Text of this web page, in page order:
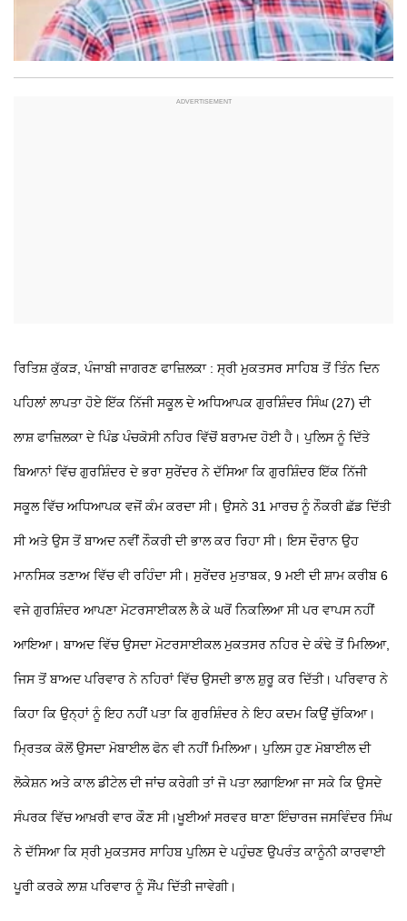
ਰਿਤਿਸ਼ ਕੁੱਕੜ, ਪੰਜਾਬੀ ਜਾਗਰਣਫਾਜ਼ਿਲਕਾ : ਸ੍ਰੀ ਮੁਕਤਸਰ ਸਾਹਿਬ ਤੋਂ ਤਿੰਨ ਦਿਨ
ਪਹਿਲਾਂ ਲਾਪਤਾ ਹੋਏ ਇੱਕ ਨਿੱਜੀ ਸਕੂਲ ਦੇ ਅਧਿਆਪਕ ਗੁਰਸ਼ਿੰਦਰ ਸਿੰਘ (27) ਦੀ
ਲਾਸ਼ ਫਾਜ਼ਿਲਕਾ ਦੇ ਪਿੰਡ ਪੰਚਕੋਸੀ ਨਹਿਰ ਵਿੱਚੋਂ ਬਰਾਮਦ ਹੋਈ ਹੈ। ਪੁਲਿਸ ਨੂੰ ਦਿੱਤੇ
ਬਿਆਨਾਂ ਵਿੱਚ ਗੁਰਸ਼ਿੰਦਰ ਦੇ ਭਰਾ ਸੁਰੇਂਦਰ ਨੇ ਦੱਸਿਆ ਕਿ ਗੁਰਸ਼ਿੰਦਰ ਇੱਕ ਨਿੱਜੀ
ਸਕੂਲ ਵਿੱਚ ਅਧਿਆਪਕ ਵਜੋਂ ਕੰਮ ਕਰਦਾ ਸੀ। ਉਸਨੇ 31 ਮਾਰਚ ਨੂੰ ਨੌਕਰੀ ਛੱਡ ਦਿੱਤੀ
ਸੀ ਅਤੇ ਉਸ ਤੋਂ ਬਾਅਦ ਨਵੀਂ ਨੌਕਰੀ ਦੀ ਭਾਲ ਕਰ ਰਿਹਾ ਸੀ। ਇਸ ਦੌਰਾਨ ਉਹ
ਮਾਨਸਿਕ ਤਣਾਅ ਵਿੱਚ ਵੀ ਰਹਿੰਦਾ ਸੀ। ਸੁਰੇਂਦਰ ਮੁਤਾਬਕ, 9 ਮਈ ਦੀ ਸ਼ਾਮ ਕਰੀਬ 6
ਵਜੇ ਗੁਰਸ਼ਿੰਦਰ ਆਪਣਾ ਮੋਟਰਸਾਈਕਲ ਲੈ ਕੇ ਘਰੋਂ ਨਿਕਲਿਆ ਸੀ ਪਰ ਵਾਪਸ ਨਹੀਂ
ਆਇਆ। ਬਾਅਦ ਵਿੱਚ ਉਸਦਾ ਮੋਟਰਸਾਈਕਲ ਮੁਕਤਸਰ ਨਹਿਰ ਦੇ ਕੰਢੇ ਤੋਂ ਮਿਲਿਆ,
ਜਿਸ ਤੋਂ ਬਾਅਦ ਪਰਿਵਾਰ ਨੇ ਨਹਿਰਾਂ ਵਿੱਚ ਉਸਦੀ ਭਾਲ ਸ਼ੁਰੂ ਕਰ ਦਿੱਤੀ। ਪਰਿਵਾਰ ਨੇ
ਕਿਹਾ ਕਿ ਉਨ੍ਹਾਂ ਨੂੰ ਇਹ ਨਹੀਂ ਪਤਾ ਕਿ ਗੁਰਸ਼ਿੰਦਰ ਨੇ ਇਹ ਕਦਮ ਕਿਉਂ ਚੁੱਕਿਆ।
ਮ੍ਰਿਤਕ ਕੋਲੋਂ ਉਸਦਾ ਮੋਬਾਈਲ ਫੋਨ ਵੀ ਨਹੀਂ ਮਿਲਿਆ। ਪੁਲਿਸ ਹੁਣ ਮੋਬਾਈਲ ਦੀ
ਲੋਕੇਸ਼ਨ ਅਤੇ ਕਾਲ ਡੀਟੇਲ ਦੀ ਜਾਂਚ ਕਰੇਗੀ ਤਾਂ ਜੋ ਪਤਾ ਲਗਾਇਆ ਜਾ ਸਕੇ ਕਿ ਉਸਦੇ
ਸੰਪਰਕ ਵਿੱਚ ਆਖ਼ਰੀ ਵਾਰ ਕੌਣ ਸੀ।ਖੂਈਆਂ ਸਰਵਰ ਥਾਣਾ ਇੰਚਾਰਜ ਜਸਵਿੰਦਰ ਸਿੰਘ
ਨੇ ਦੱਸਿਆ ਕਿ ਸ੍ਰੀ ਮੁਕਤਸਰ ਸਾਹਿਬ ਪੁਲਿਸ ਦੇ ਪਹੁੰਚਣ ਉਪਰੰਤ ਕਾਨੂੰਨੀ ਕਾਰਵਾਈ
ਪੂਰੀ ਕਰਕੇ ਲਾਸ਼ ਪਰਿਵਾਰ ਨੂੰ ਸੌਂਪ ਦਿੱਤੀ ਜਾਵੇਗੀ।